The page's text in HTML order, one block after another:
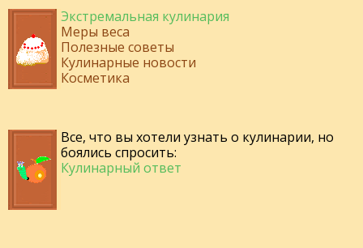
Экстремальная кулинария
Меры веса
Полезные советы
Кулинарные новости
Косметика
Все, что вы хотели узнать о кулинарии, но
боялись спросить:
Кулинарный ответ